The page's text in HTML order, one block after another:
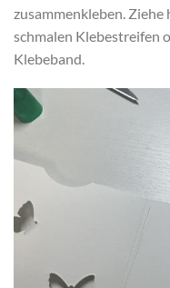
zusammenkleben.
schmalen Klebestreifen
Klebeband.